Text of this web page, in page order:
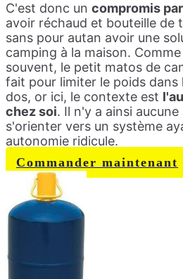
C'est donc un compromis
avoir réchaud et bouteille de
sans pour autan avoir une
camping à la maison.
souvent, le petit matos de
fait pour limiter le poids dans
dos, or ici, le contexte est
chez soi. Il n'y a ainsi aucune
s'orienter vers un système
autonomie ridicule.
Commander maintenant